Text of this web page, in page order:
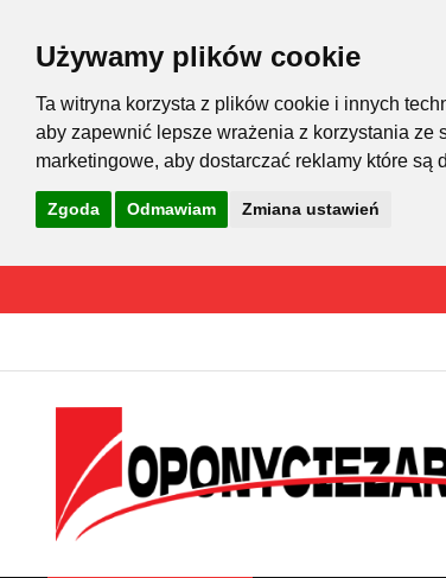
Używamy plików cookie
Ta witryna korzysta z plików cookie i innych
aby zapewnić lepsze wrażenia z korzystania ze
marketingowe, aby dostarczać reklamy które
Zgoda Odmawiam Zmiana ustawień
treści